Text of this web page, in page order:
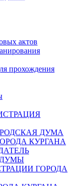
актов
прохождения
ДУМА
КУРГАНА
ДУМЫ
ГОРОДА